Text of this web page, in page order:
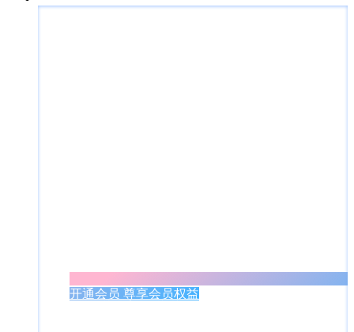
开通会员 尊享会员权益